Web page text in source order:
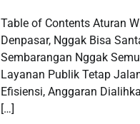
Table of Contents Aturan
Denpasar, Nggak Bisa
Sembarangan Nggak
Layanan Publik Tetap
Efisiensi, Anggaran
[…]